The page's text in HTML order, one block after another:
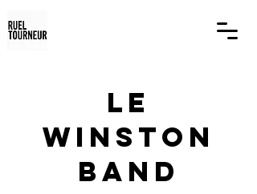
Le
Winston
Band